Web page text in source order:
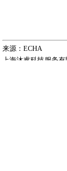
来源：ECHA
上海沐睿科技服务